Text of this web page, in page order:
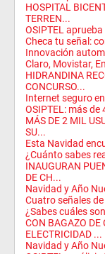
HOSPITAL
TERREN...
OSIPTEL
Checa tu señal:
Innovación
Claro, Movistar,
HIDRANDINA
CONCURSO...
Internet seguro
OSIPTEL: más
MÁS DE 2 MIL
SU...
Esta Navidad
¿Cuánto sabes
INAUGURAN
DE CH...
Navidad y Año
Cuatro señales
¿Sabes cuáles
CON BAGAZO DE
ELECTRICIDAD ...
Navidad y Año